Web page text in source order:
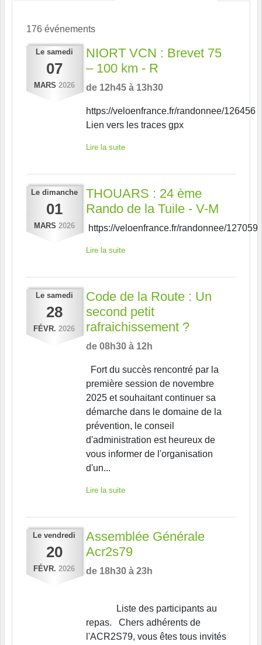
176 événements
Le samedi
07
MARS 2026
NIORT VCN : Brevet 75
– 100 km - R
de 12h45 à 13h30
https://veloenfrance.fr/randonnee/126456
Lien vers les traces gpx
Lire la suite
Le dimanche
01
MARS 2026
THOUARS : 24 ème
Rando de la Tuile - V-M
https://veloenfrance.fr/randonnee/127059
Lire la suite
Le samedi
28
FÉVR. 2026
Code de la Route : Un
second petit
rafraichissement ?
de 08h30 à 12h
Fort du succès rencontré par la
première session de novembre
2025 et souhaitant continuer sa
démarche dans le domaine de la
prévention, le conseil
d'administration est heureux de
vous informer de l'organisation
d'un...
Lire la suite
Le vendredi
20
FÉVR. 2026
Assemblée Générale
Acr2s79
de 18h30 à 23h
Liste des participants au
repas. Chers adhérents de
l'ACR2S79, vous êtes tous invités